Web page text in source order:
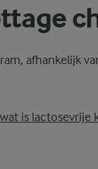
afhankelijk
wat is lactosevrije